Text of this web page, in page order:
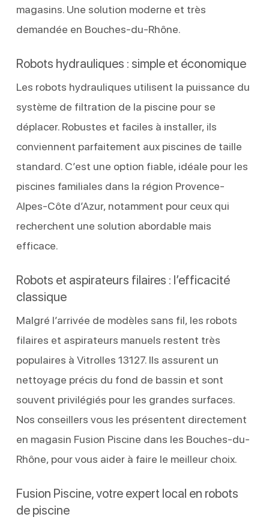
magasins. Une solution moderne et très
demandée en Bouches-du-Rhône.
Robots hydrauliques : simple et économique
Les robots hydrauliques utilisent la puissance du
système de filtration de la piscine pour se
déplacer. Robustes et faciles à installer, ils
conviennent parfaitement aux piscines de taille
standard. C’est une option fiable, idéale pour les
piscines familiales dans la région Provence-
Alpes-Côte d’Azur, notamment pour ceux qui
recherchent une solution abordable mais
efficace.
Robots et aspirateurs filaires : l’efficacité
classique
Malgré l’arrivée de modèles sans fil, les robots
filaires et aspirateurs manuels restent très
populaires à Vitrolles 13127. Ils assurent un
nettoyage précis du fond de bassin et sont
souvent privilégiés pour les grandes surfaces.
Nos conseillers vous les présentent directement
en magasin Fusion Piscine dans les Bouches-du-
Rhône, pour vous aider à faire le meilleur choix.
Fusion Piscine, votre expert local en robots
de piscine